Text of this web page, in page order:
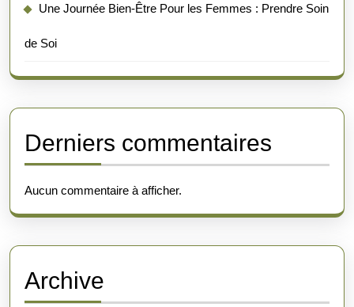
Une Journée Bien-Être Pour les Femmes : Prendre Soin
de Soi
Derniers commentaires
Aucun commentaire à afficher.
Archive